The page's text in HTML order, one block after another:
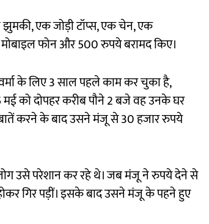
एक जोड़ी टॉप्स, एक चेन, एक
फोन और 500 रुपये बरामद किए।
के लिए 3 साल पहले काम कर चुका है,
को दोपहर करीब पौने 2 बजे वह उनके घर
करने के बाद उसने मंजू से 30 हजार रुपये
उसे परेशान कर रहे थे। जब मंजू ने रुपये देने से
गिर पड़ीं। इसके बाद उसने मंजू के पहने हुए